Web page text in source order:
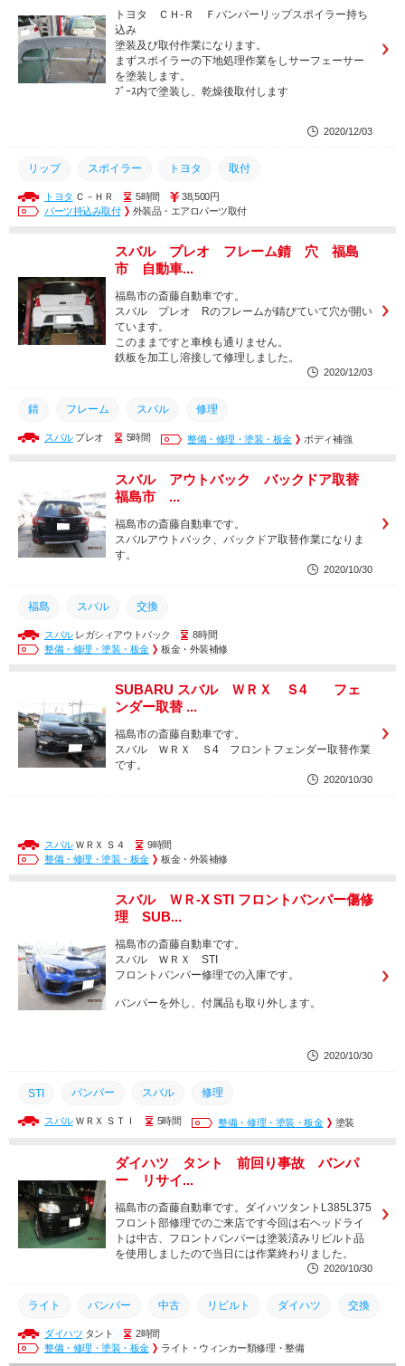
トヨタ ＣＨ-Ｒ Ｆバンパーリップスポイラー持ち
込み
塗装及び取付作業になります。
まずスポイラーの下地処理作業をしサーフェーサー
を塗装します。
ﾌﾞｰｽ内で塗装し、乾燥後取付します
2020/12/03
リップ スポイラー トヨタ 取付
トヨタ Ｃ－ＨＲ 5時間
38,500円
パーツ持込み取付
外装品・エアロパーツ取付
スバル プレオ フレーム錆 穴 福島
市 自動車...
福島市の斎藤自動車です。
スバル プレオ Rのフレームが錆びていて穴が開い
ています。
このままですと車検も通りません。
鉄板を加工し溶接して修理しました。
2020/12/03
錆 フレーム スバル 修理
スバルプレオ 5時間 整備・修理・塗装・板金 ボディ補強
スバル アウトバック バックドア取替
福島市 ...
福島市の斎藤自動車です。
スバルアウトバック、バックドア取替作業になりま
す。
2020/10/30
福島 スバル 交換
スバルレガシィアウトバック
8時間
整備・修理・塗装・板金
板金・外装補修
SUBARU スバル ＷＲＸ Ｓ4 フェ
ンダー取替 ...
福島市の斎藤自動車です。
スバル ＷＲＸ Ｓ4 フロントフェンダー取替作業
です。
2020/10/30
スバルＷＲＸ Ｓ４
9時間
整備・修理・塗装・板金
板金・外装補修
スバル ＷＲ-X STI フロントバンパー傷修
理 SUB...
福島市の斎藤自動車です。
スバル ＷＲＸ STI
フロントバンパー修理での入庫です。
バンパーを外し、付属品も取り外します。
2020/10/30
STI バンパー スバル 修理
スバルＷＲＸ ＳＴＩ 5時間 整備・修理・塗装・板金 塗装
ダイハツ タント 前回り事故 バンパ
ー リサイ...
福島市の斎藤自動車です。ダイハツタントL385L375
フロント部修理でのご来店です今回は右ヘッドライ
トは中古、フロントバンパーは塗装済みリビルト品
を使用しましたので当日には作業終わりました。
2020/10/30
ライト バンパー 中古 リビルト ダイハツ 交換
ダイハツ タント
2時間
整備・修理・塗装・板金
ライト・ウィンカー類修理・整備